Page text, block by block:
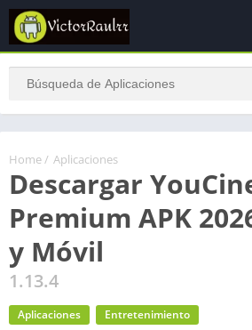
Home / Aplicaciones
Descargar
Premium APK
y Móvil
1.13.4
Aplicaciones Entretenimiento